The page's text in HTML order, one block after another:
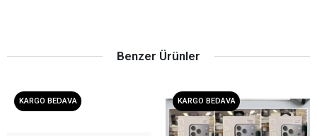
Benzer Ürünler
KARGO BEDAVA KARGO BEDAVA